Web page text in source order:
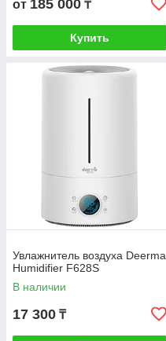
от 185 000 ₸
Купить
Увлажнитель воздуха Deerma
Humidifier F628S
В наличии
17 300 ₸